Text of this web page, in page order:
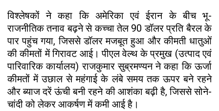
विश्लेषकों ने कहा कि अमेरिका एवं ईरान के बीच भू-
राजनीतिक तनाव बढ़ने से कच्चा तेल 90 डॉलर प्रति बैरल के
पार पहुंच गया, जिससे डॉलर मजबूत हुआ और कीमती धातुओं
की कीमतों में गिरावट आई। पीएल वेल्थ के प्रमुख (उत्पाद एवं
पारिवारिक कार्यालय) राजकुमार सुब्रमण्यन ने कहा कि ऊर्जा
कीमतों में उछाल से महंगाई के लंबे समय तक ऊपर बने रहने
और ब्याज दरें ऊंची बनी रहने की आशंका बढ़ी है, जिससे सोने-
चांदी को लेकर आकर्षण में कमी आई है।